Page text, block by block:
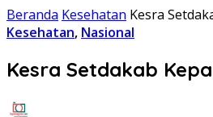
Beranda Kesehatan Kesra
Kesehatan, Nasional
Kesra Setdakab